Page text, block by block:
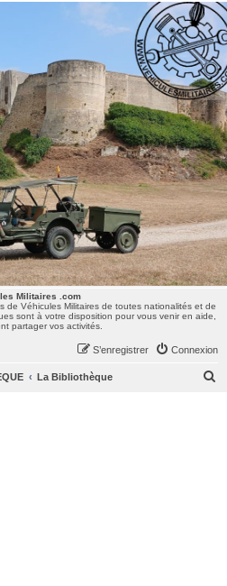
de Véhicules Militaires de toutes nationalités et de
sont à votre disposition pour vous venir en aide,
Militaires .com
de Véhicules Militaires de toutes nationalités et de
sont à votre disposition pour vous venir en aide,
partager vos activités.
Connexion
S’enregistrer
La Bibliothèque